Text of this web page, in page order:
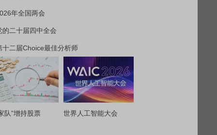
年全国两会
的二十届四中全会
十二届Choice最佳分析师
队”增持股票 世界人工智能大会